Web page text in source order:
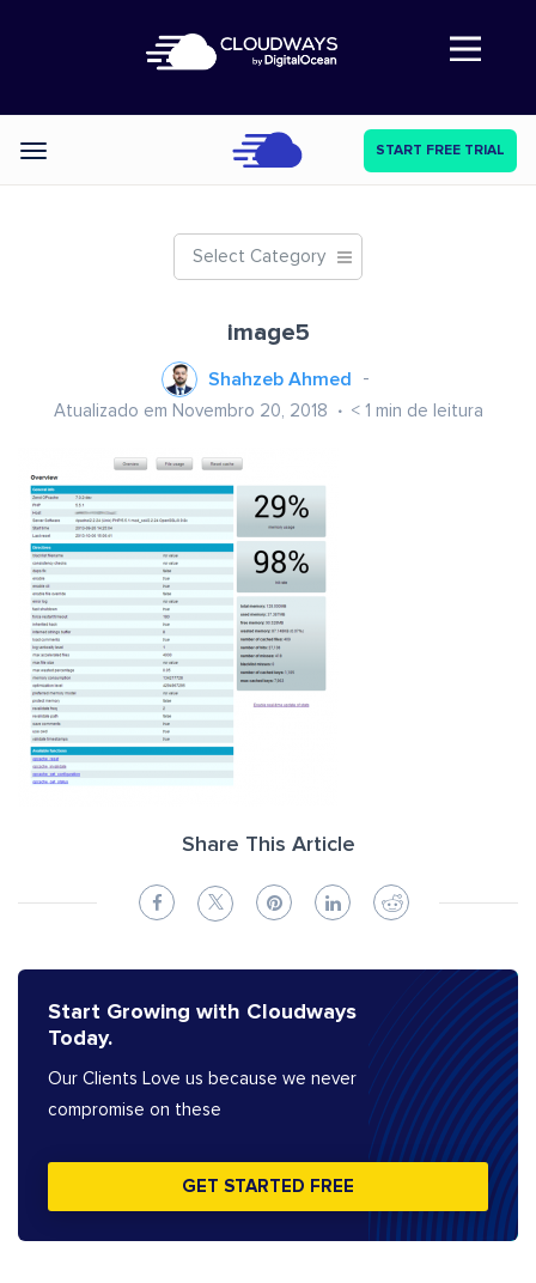
Abre a navegação
Categories START FREE TRIAL
Select Category
image5
Shahzeb Ahmed
Atualizado em Novembro 20, 2018 < 1 min de leitura
Share This Article
Start Growing with Cloudways
Today.
Our Clients Love us because we never
compromise on these
GET STARTED FREE